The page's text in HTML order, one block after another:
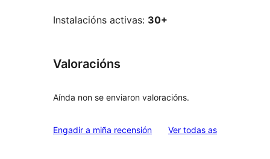
Instalacións activas: 30+
Valoracións
Aínda non se enviaron valoracións.
Engadir a miña recensión Ver todas asvaloracións